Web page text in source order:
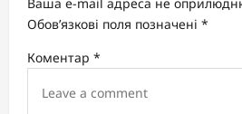
t
i
Обов’язкові поля позначені *
Коментар *